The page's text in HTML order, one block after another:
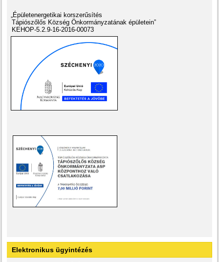
„Épületenergetikai korszerűsítés
Tápiószőlős Község Önkormányzatának épületein”
KEHOP-5.2.9-16-2016-00073
Elektronikus ügyintézés